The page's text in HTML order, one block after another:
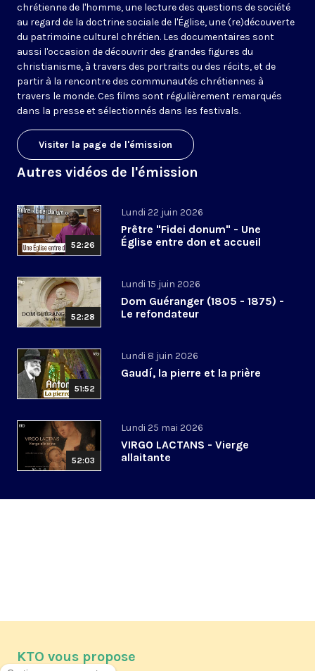
chrétienne de l'homme, une lecture des questions de société
au regard de la doctrine sociale de l'Église, une (re)découverte
du patrimoine culturel chrétien. Les documentaires sont
aussi l'occasion de découvrir des grandes figures du
christianisme, à travers des portraits ou des récits, et de
partir à la rencontre des communautés chrétiennes à
travers le monde. Ces films sont régulièrement remarqués
dans la presse et sélectionnés dans les festivals.
Visiter la page de l'émission
Autres vidéos de l'émission
52:26
Lundi 22 juin 2026
Prêtre "Fidei donum" - Une
Église entre don et accueil
52:28
Lundi 15 juin 2026
Dom Guéranger (1805 - 1875) -
Le refondateur
51:52
Lundi 8 juin 2026
Gaudí, la pierre et la prière
52:03
Lundi 25 mai 2026
VIRGO LACTANS - Vierge
allaitante
KTO vous propose